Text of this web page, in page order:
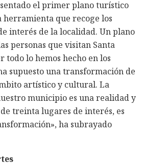
el primer plano turístico
herramienta que recoge los
interés de la localidad. Un plano
personas que visitan Santa
todo lo hemos hecho en los
supuesto una transformación de
artístico y cultural. La
municipio es una realidad y
treinta lugares de interés, es
ha subrayado